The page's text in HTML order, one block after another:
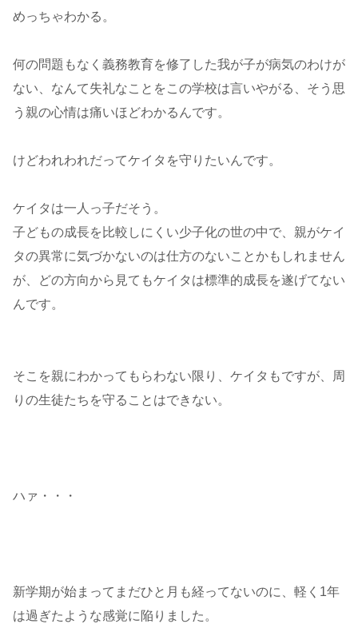
めっちゃわかる。
何の問題もなく義務教育を修了した我が子が病気のわけが
ない、なんて失礼なことをこの学校は言いやがる、そう思
う親の心情は痛いほどわかるんです。
けどわれわれだってケイタを守りたいんです。
ケイタは一人っ子だそう。
子どもの成長を比較しにくい少子化の世の中で、親がケイ
タの異常に気づかないのは仕方のないことかもしれません
が、どの方向から見てもケイタは標準的成長を遂げてない
んです。
そこを親にわかってもらわない限り、ケイタもですが、周
りの生徒たちを守ることはできない。
ハァ・・・
新学期が始まってまだひと月も経ってないのに、軽く1年
は過ぎたような感覚に陥りました。